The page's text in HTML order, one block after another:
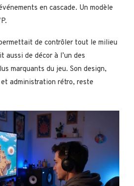
en cascade. Un modèle
de contrôler tout le milieu
aussi de décor à l’un des
marquants du jeu. Son design,
administration rétro, reste